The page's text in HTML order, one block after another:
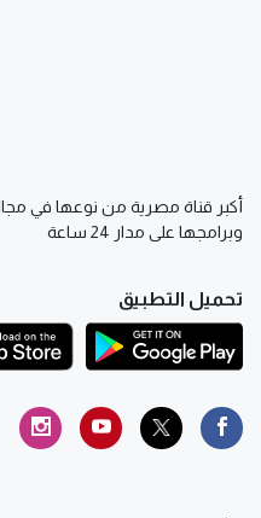
أكبر قناة مصرية من نوعها في مجال
وبرامجها على مدار 24 ساعة
تحميل التطبيق